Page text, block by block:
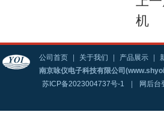
机
公司首页 关于我们 产品展示
南京咏仪电子科技有限公司
苏ICP备2023004737号-1
网后台